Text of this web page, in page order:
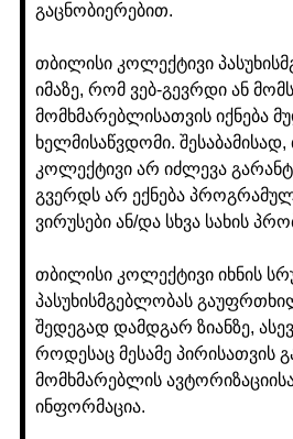
გაცნობიერებით.
თბილისი კოლექტივი
იმაზე, რომ ვებ-გევრდი ან
მომხმარებლისათვის იქნება
ხელმისაწვდომი.
კოლექტივი არ იძლევა
გვერდს არ ექნება
ვირუსები ან/და სხვა სახის
თბილისი კოლექტივი იხნის
პასუხისმგებლობას
შედეგად დამდგარ ზიანზე,
როდესაც მესამე პირისათვის
მომხმარებლის
ინფორმაცია.